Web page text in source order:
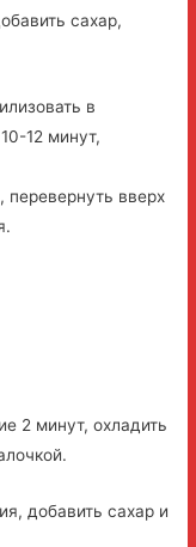
сахар,
в
12 минут,
перевернуть вверх
2 минут, охладить
добавить сахар и